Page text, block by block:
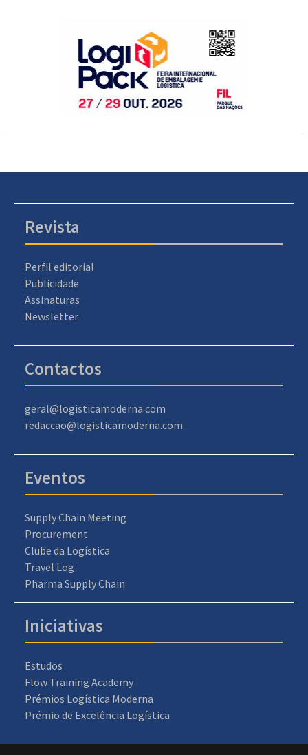
Revista
Perfil editorial
Publicidade
Assinaturas
Newsletter
Contactos
geral@logisticamoderna.com
redaccao@logisticamoderna.com
Eventos
Supply Chain Meeting
Procurement
Clube da Logística
Travel Log
Pharma Supply Chain
Iniciativas
Estudos
Flow Training Academy
Prémios Logística Moderna
Prémio de Excelência Logística